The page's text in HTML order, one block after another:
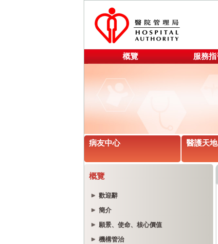
概覽 服務
病友中心 醫護天地
概覽
歡迎辭
簡介
願景、使命、核心價值
機構管治